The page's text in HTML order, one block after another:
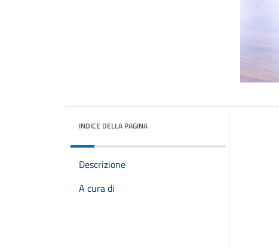
INDICE DELLA PAGINA
Descrizione
A cura di